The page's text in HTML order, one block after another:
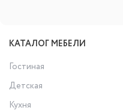
КАТАЛОГ МЕБЕЛИ
Гостиная
Детская
Кухня